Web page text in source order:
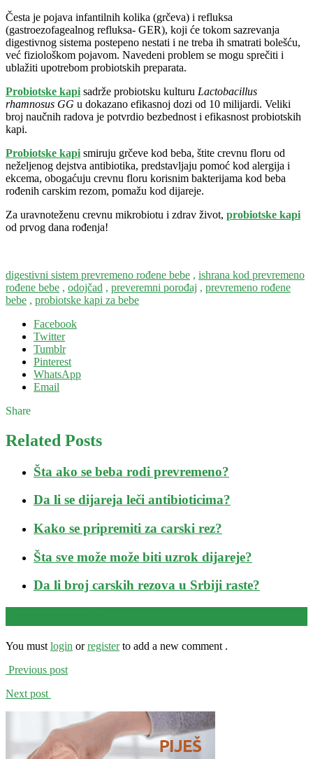
Česta je pojava infantilnih kolika (grčeva) i refluksa
(gastroezofagealnog refluksa- GER), koji će tokom sazrevanja
digestivnog sistema postepeno nestati i ne treba ih smatrati bolešću,
već fiziološkom pojavom. Navedeni problem se mogu sprečiti i
ublažiti upotrebom probiotskih preparata.
Probiotske kapi sadrže probiotsku kulturu Lactobacillus
rhamnosus GG u dokazano efikasnoj dozi od 10 milijardi. Veliki
broj naučnih radova je potvrdio bezbednost i efikasnost probiotskih
kapi.
Probiotske kapi smiruju grčeve kod beba, štite crevnu floru od
neželjenog dejstva antibiotika, predstavljaju pomoć kod alergija i
ekcema, obogaćuju crevnu floru korisnim bakterijama kod beba
rođenih carskim rezom, pomažu kod dijareje.
Za uravnoteženu crevnu mikrobiotu i zdrav život, probiotske kapi
od prvog dana rođenja!
digestivni sistem prevremeno rođene bebe , ishrana kod prevremeno
rođene bebe , odojčad , preveremni porođaj , prevremeno rođene
bebe , probiotske kapi za bebe
Facebook
Twitter
Tumblr
Pinterest
WhatsApp
Email
Share
Related Posts
Šta ako se beba rodi prevremeno?
Da li se dijareja leči antibioticima?
Kako se pripremiti za carski rez?
Šta sve može može biti uzrok dijareje?
Da li broj carskih rezova u Srbiji raste?
You must login orregisterto add a new comment .
Previous post
Next post